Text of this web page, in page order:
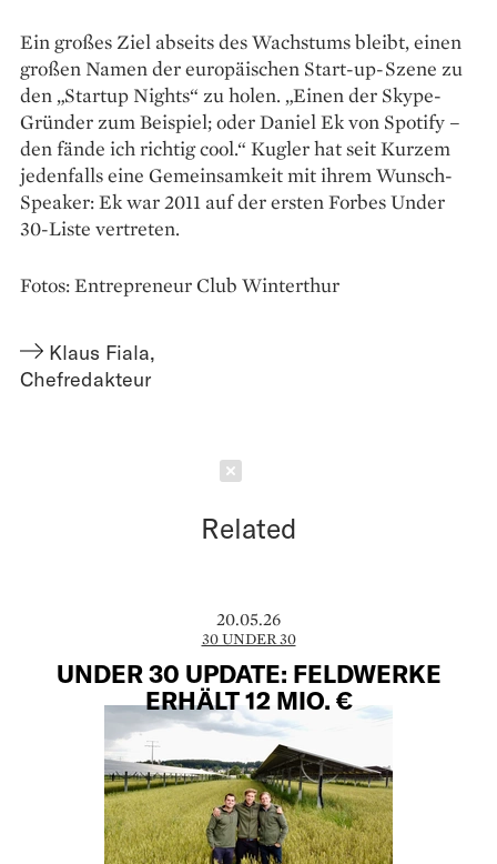
Ein großes Ziel abseits des Wachstums bleibt, einen
großen Namen der europäischen Start-up-Szene zu
den „Startup Nights“ zu holen. „Einen der Skype-
Gründer zum Beispiel; oder Daniel Ek von Spotify –
den fände ich richtig cool.“ Kugler hat seit Kurzem
jedenfalls eine Gemeinsamkeit mit ihrem Wunsch-
Speaker: Ek war 2011 auf der ersten Forbes Under
30-Liste vertreten.
Fotos: Entrepreneur Club Winterthur
Klaus Fiala,
Chefredakteur
Related
20.05.26
30 UNDER 30
UNDER 30 UPDATE: FELDWERKE
ERHÄLT 12 MIO. €